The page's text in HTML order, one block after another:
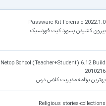
Passware Kit Forensic 2022.1.0
بیرون کشیدن پسورد کیت فورنسیک
Netop School (Teacher+Student) 6.12 Build
2010216
بهترین برنامه مدیریت کلاس درس
Religious stories-collections